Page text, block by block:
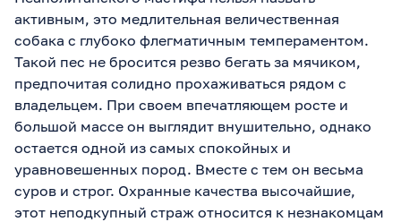
активным, это медлительная величественная
собака с глубоко флегматичным темпераментом.
Такой пес не бросится резво бегать за мячиком,
предпочитая солидно прохаживаться рядом с
владельцем. При своем впечатляющем росте и
большой массе он выглядит внушительно, однако
остается одной из самых спокойных и
уравновешенных пород. Вместе с тем он весьма
суров и строг. Охранные качества высочайшие,
этот неподкупный страж относится к незнакомцам